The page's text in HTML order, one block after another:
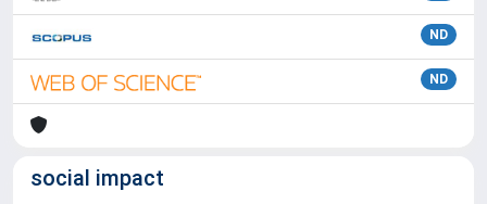
ND
ND
social impact